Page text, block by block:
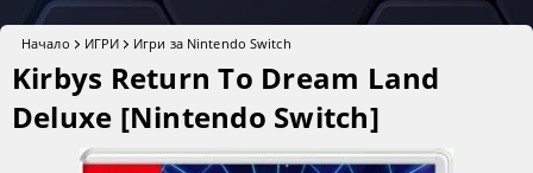
Начало ИГРИ Игри за Nintendo Switch
Kirbys Return To Dream Land
Deluxe [Nintendo Switch]